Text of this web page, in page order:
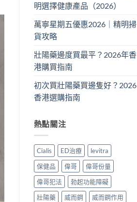
明選擇健康產品（2026）
萬寧星期五優惠2026｜精明掃
貨攻略
壯陽藥邊度買最平？2026年香
港購買指南
初次買壯陽藥買邊隻好？2026
香港選購指南
熱點關注
Cialis ED治療
levitra
保健品
偉哥
偉哥份量
偉哥犯法
勃起功能障礙
壯陽藥
威而鋼
威而鋼作用